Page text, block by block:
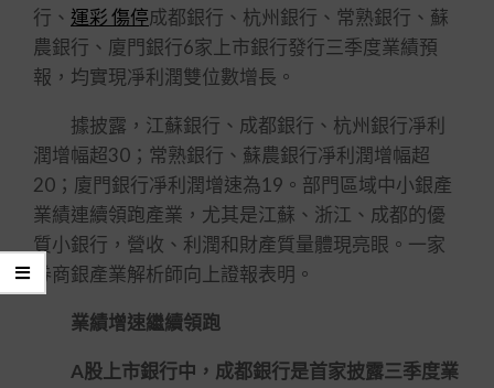
行、 運彩 傷停成都銀行、杭州銀行、常熟銀行、蘇
農銀行、廈門銀行6家上市銀行發行三季度業績預
報，均實現凈利潤雙位數增長。
據披露，江蘇銀行、成都銀行、杭州銀行凈利
潤增幅超30；常熟銀行、蘇農銀行凈利潤增幅超
20；廈門銀行凈利潤增速為19。部門區域中小銀產
業績連續領跑產業，尤其是江蘇、浙江、成都的優
質小銀行，營收、利潤和財產質量體現亮眼。一家
券商銀產業解析師向上證報表明。
業績增速繼續領跑
A股上市銀行中，成都銀行是首家披露三季度業